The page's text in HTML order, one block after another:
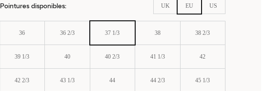
Pointures disponibles: UK EU US
36 36 2/3 37 1/3 38 38 2/3
39 1/3 40 40 2/3 41 1/3 42
42 2/3 43 1/3 44 44 2/3 45 1/3